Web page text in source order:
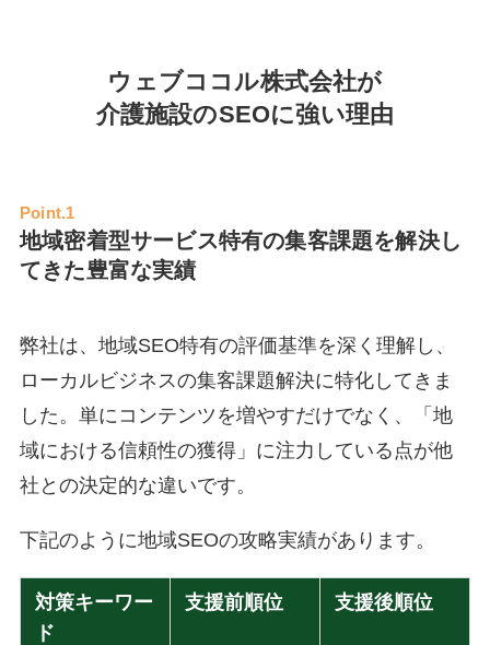
ウェブココル株式会社が
介護施設のSEOに強い理由
Point.1
地域密着型サービス特有の集客課題を解決し
てきた豊富な実績
弊社は、地域SEO特有の評価基準を深く理解し、
ローカルビジネスの集客課題解決に特化してきま
した。単にコンテンツを増やすだけでなく、「地
域における信頼性の獲得」に注力している点が他
社との決定的な違いです。
下記のように地域SEOの攻略実績があります。
対策キーワー
ド
支援前順位 支援後順位